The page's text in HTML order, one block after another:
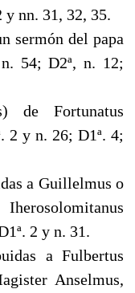
y nn. 31, 32, 35.
sermón del papa
54; D2ª, n. 12;
de Fortunatus
2 y n. 26; D1ª. 4;
a Guillelmus o
2 y n. 31.
a Fulbertus
Anselmus,